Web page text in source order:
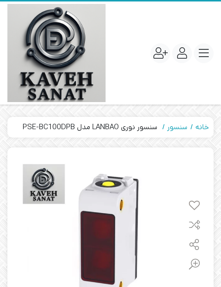
خانه سنسور سنسور نوری LANBAO مدل PSE-BC100DPB